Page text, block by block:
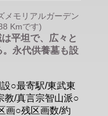
モリアルガーデン
Kmです)
平坦で、広々と
。永代供養墓も設
○最寄駅/東武東
教/真言宗智山派○
画○残区画数/約